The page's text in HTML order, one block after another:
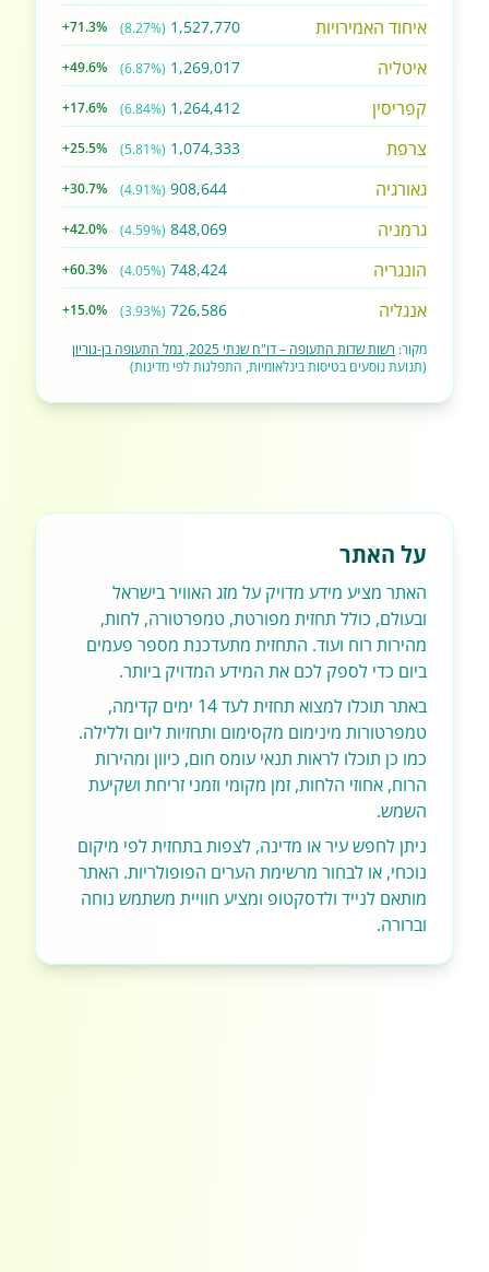
איחוד האמירויות 1,527,770
(8.27%)
+71.3%
איטליה 1,269,017
(6.87%)
+49.6%
קפריסין 1,264,412
(6.84%)
+17.6%
צרפת 1,074,333
(5.81%)
+25.5%
גאורגיה 908,644
(4.91%)
+30.7%
גרמניה 848,069
(4.59%)
+42.0%
הונגריה 748,424
(4.05%)
+60.3%
אנגליה 726,586
(3.93%)
+15.0%
מקור: רשות שדות התעופה – דו"ח שנתי 2025, נמל התעופה בן-גוריון
(תנועת נוסעים בטיסות בינלאומיות, התפלגות לפי מדינות)
על האתר
האתר מציע מידע מדויק על מזג האוויר בישראל
ובעולם, כולל תחזית מפורטת, טמפרטורה, לחות,
מהירות רוח ועוד. התחזית מתעדכנת מספר פעמים
ביום כדי לספק לכם את המידע המדויק ביותר.
באתר תוכלו למצוא תחזית לעד 14 ימים קדימה,
טמפרטורות מינימום מקסימום ותחזיות ליום וללילה.
כמו כן תוכלו לראות תנאי עומס חום, כיוון ומהירות
הרוח, אחוזי הלחות, זמן מקומי וזמני זריחת ושקיעת
השמש.
ניתן לחפש עיר או מדינה, לצפות בתחזית לפי מיקום
נוכחי, או לבחור מרשימת הערים הפופולריות. האתר
מותאם לנייד ולדסקטופ ומציע חוויית משתמש נוחה
וברורה.